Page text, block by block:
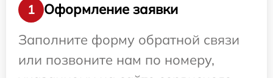
1
Оформление заявки
Заполните форму обратной связи
или позвоните нам по номеру,